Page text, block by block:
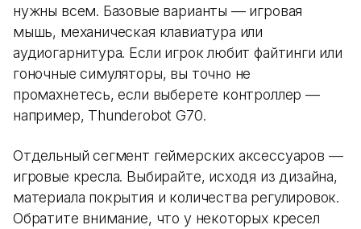
нужны всем. Базовые варианты — игровая
мышь, механическая клавиатура или
аудиогарнитура. Если игрок любит файтинги или
гоночные симуляторы, вы точно не
промахнетесь, если выберете контроллер —
например, Thunderobot G70.
Отдельный сегмент геймерских аксессуаров —
игровые кресла. Выбирайте, исходя из дизайна,
материала покрытия и количества регулировок.
Обратите внимание, что у некоторых кресел